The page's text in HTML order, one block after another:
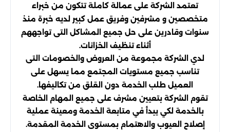
تعتمد الشركة على عمالة كاملة تتكون من خبراء
متخصصين و مشرفين وفريق عمل كبير لديه خبرة منذ
سنوات وقادرين على حل جميع المشاكل التى تواجههم
أثناء تنظيف الخزانات.
لدي الشركة مجموعة من العروض والخصومات التى
تناسب جميع مستويات المجتمع مما يسهل على
العميل طلب الخدمة دون القلق من تكاليفها.
تقوم الشركة بتعيين مشرف على جميع المهام الخاصة
بالخدمة لكي يبدأ في متابعة الخدمة ومعينة عملية
إصلاح العيوب والاهتمام بمستوى الخدمة المقدمة.